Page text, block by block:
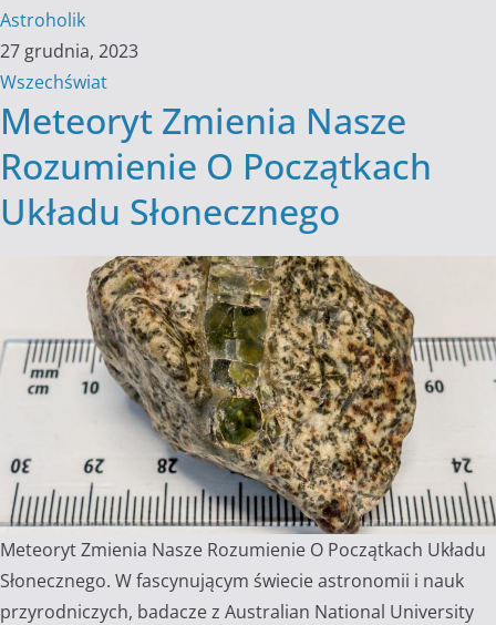
Astroholik
27 grudnia, 2023
Wszechświat
Meteoryt Zmienia Nasze
Rozumienie O Początkach
Układu Słonecznego
Meteoryt Zmienia Nasze Rozumienie O Początkach Układu
Słonecznego. W fascynującym świecie astronomii i nauk
przyrodniczych, badacze z Australian National University